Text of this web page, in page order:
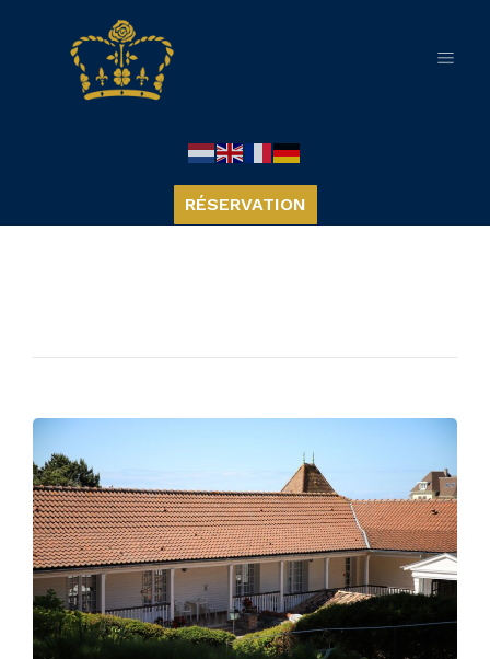
RÉSERVATION